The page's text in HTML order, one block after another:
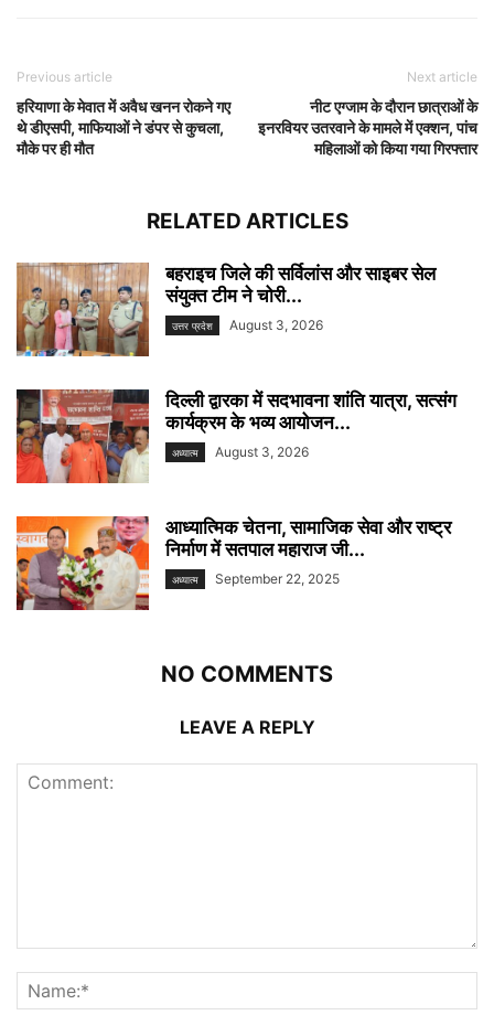
Previous article
हरियाणा के मेवात में अवैध खनन रोकने गए
थे डीएसपी, माफियाओं ने डंपर से कुचला,
मौके पर ही मौत
Next article
नीट एग्जाम के दौरान छात्राओं के
इनरवियर उतरवाने के मामले में एक्शन, पांच
महिलाओं को किया गया गिरफ्तार
RELATED ARTICLES
बहराइच जिले की सर्विलांस और साइबर सेल
संयुक्त टीम ने चोरी...
उत्तर प्रदेश August 3, 2026
दिल्ली द्वारका में सदभावना शांति यात्रा, सत्संग
कार्यक्रम के भव्य आयोजन...
अध्यात्म August 3, 2026
आध्यात्मिक चेतना, सामाजिक सेवा और राष्ट्र
निर्माण में सतपाल महाराज जी...
अध्यात्म September 22, 2025
NO COMMENTS
LEAVE A REPLY